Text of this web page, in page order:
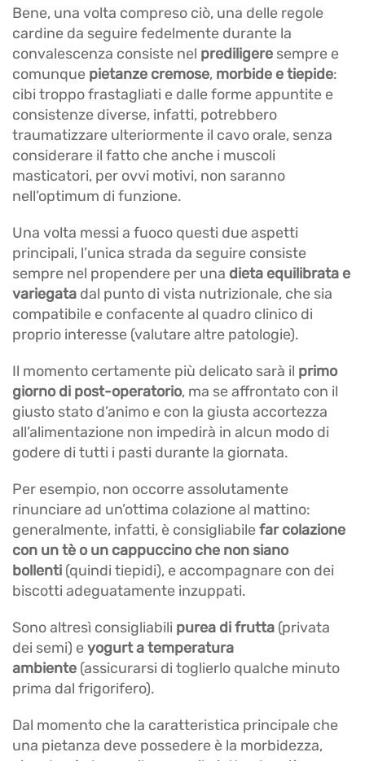
Bene, una volta compreso ciò, una delle regole
cardine da seguire fedelmente durante la
convalescenza consiste nel prediligere sempre e
comunque pietanze cremose, morbide e tiepide:
cibi troppo frastagliati e dalle forme appuntite e
consistenze diverse, infatti, potrebbero
traumatizzare ulteriormente il cavo orale, senza
considerare il fatto che anche i muscoli
masticatori, per ovvi motivi, non saranno
nell’optimum di funzione.
Una volta messi a fuoco questi due aspetti
principali, l’unica strada da seguire consiste
sempre nel propendere per una dieta equilibrata e
variegata dal punto di vista nutrizionale, che sia
compatibile e confacente al quadro clinico di
proprio interesse (valutare altre patologie).
Il momento certamente più delicato sarà il primo
giorno di post-operatorio, ma se affrontato con il
giusto stato d’animo e con la giusta accortezza
all’alimentazione non impedirà in alcun modo di
godere di tutti i pasti durante la giornata.
Per esempio, non occorre assolutamente
rinunciare ad un’ottima colazione al mattino:
generalmente, infatti, è consigliabilefar colazione
con un tè o un cappuccino che non siano
bollenti (quindi tiepidi), e accompagnare con dei
biscotti adeguatamente inzuppati.
Sono altresì consigliabili purea di frutta (privata
dei semi) eyogurt a temperatura
ambiente (assicurarsi di toglierlo qualche minuto
prima dal frigorifero).
Dal momento che la caratteristica principale che
una pietanza deve possedere è la morbidezza,